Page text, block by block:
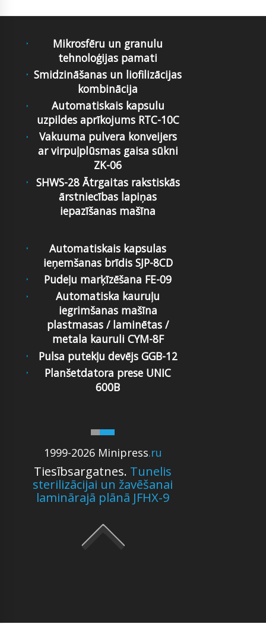
Mikrosfēru un granulu
tehnoloģijas pamati
Smidzināšanas un liofilizācijas
kombinācija
Automatiskais kapsulu
uzpildes aprīkojums RTC-10C
Vakuuma pulvera konveijers
ar virpuļplūsmas gaisa sūkni
ZK-06
SHWS-28 Ātrgaitas rakstiskās
ārstniecības lapiņas
iepazīšanas mašīna
1999-2026 Minipress.ru
Tiesībsargatnes. Tunelis
sterilizācijai un žavēšanai
laminārajā plānā JFHX-9
Automatiskais kapsulas
ieņemšanas brīdis SJP-8CD
Pudeļu marķīzēšana FE-09
Automatiska kauruļu
iegrimšanas mašīna
plastmasas / laminētas /
metala kauruli CYM-8F
Pulsa putekļu devējs GGB-12
Planšetdatora prese UNIC
600B